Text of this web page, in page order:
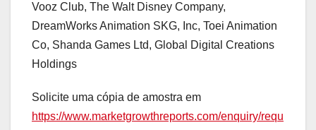
Vooz Club, The Walt Disney Company,
DreamWorks Animation SKG, Inc, Toei Animation
Co, Shanda Games Ltd, Global Digital Creations
Holdings
Solicite uma cópia de amostra em
https://www.marketgrowthreports.com/enquiry/requ